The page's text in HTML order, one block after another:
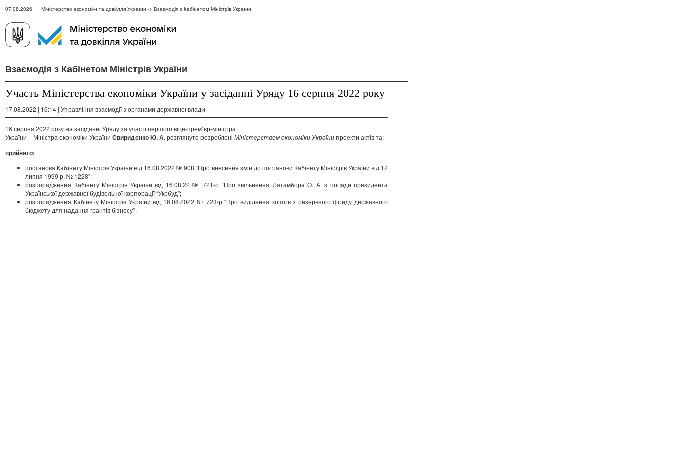
07.08.2026 Міністерство економіки та довкілля України -> Взаємодія з Кабінетом Міністрів України
Взаємодія з Кабінетом Міністрів України
Участь Міністерства економіки України у засіданні Уряду 16 серпня 2022 року
17.08.2022 | 16:14 | Управління взаємодії з органами державної влади
16 серпня 2022 року на засіданні Уряду за участі першого віце-прем’єр-міністра
України – Міністра економіки України Свириденко Ю. А.розглянуто розроблені Міністерством економіки Українипроекти актів та:
прийнято:
постанова Кабінету Міністрів України від 16.08.2022 № 908 “Про внесення змін до постанови Кабінету Міністрів України від 12
липня 1999 р. № 1228”;
розпорядження Кабінету Міністрів України від 16.08.22 № 721-р “Про звільнення Лятамбора О. А. з посади президента
Української державної будівельної корпорації “Укрбуд”;
розпорядження Кабінету Міністрів України від 16.08.2022 № 723-р “Про виділення коштів з резервного фонду державного
бюджету для надання грантів бізнесу”.